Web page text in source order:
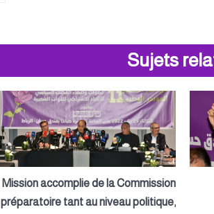
Sujets
Mission accomplie de la Commission
préparatoire tant au niveau politique,